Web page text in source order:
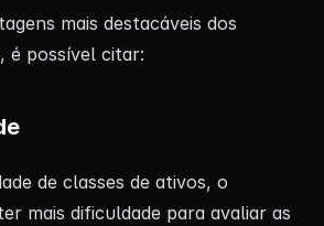
mais destacáveis dos
é possível citar:
de classes de ativos, o
mais dificuldade para avaliar as